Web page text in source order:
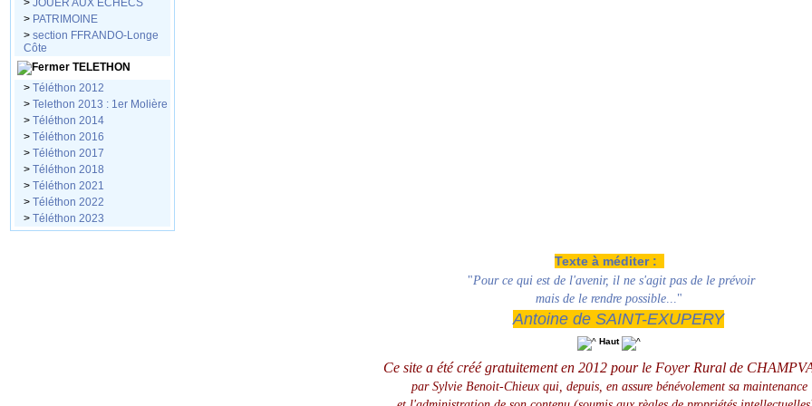
> JOUER AUX ECHECS
> PATRIMOINE
> section FFRANDO-Longe
Côte
TELETHON
> Téléthon 2012
> Telethon 2013 : 1er Molière
> Téléthon 2014
> Téléthon 2016
> Téléthon 2017
> Téléthon 2018
> Téléthon 2021
> Téléthon 2022
> Téléthon 2023
Texte à méditer :
"Pour ce qui est de l'avenir, il ne s'agit pas de le prévoir
mais de le rendre possible..."
Antoine de SAINT-EXUPERY
Haut
Ce site a été créé gratuitement en 2012 pour le Foyer Rural de
par Sylvie Benoit-Chieux qui, depuis, en assure bénévolement sa maintenance